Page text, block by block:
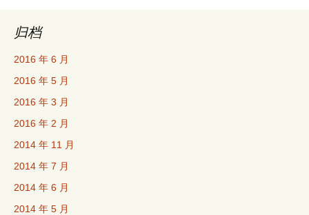
归档
2016 年 6 月
2016 年 5 月
2016 年 3 月
2016 年 2 月
2014 年 11 月
2014 年 7 月
2014 年 6 月
2014 年 5 月